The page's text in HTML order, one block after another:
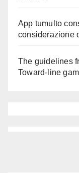
App tumulto
considerazione
The guidelines
Toward-line